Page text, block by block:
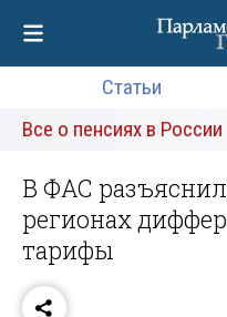
Статьи
Все о пенсиях в России
В ФАС
регионах
тарифы